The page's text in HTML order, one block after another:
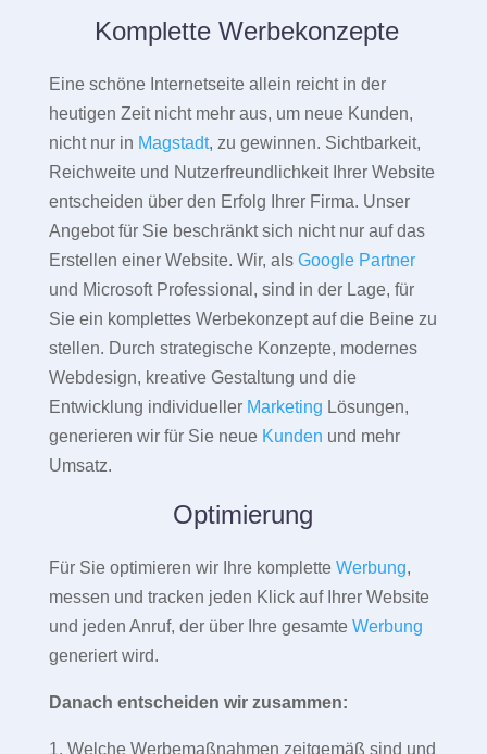
Komplette Werbekonzepte
Eine schöne Internetseite allein reicht in der
heutigen Zeit nicht mehr aus, um neue Kunden,
nicht nur in Magstadt, zu gewinnen. Sichtbarkeit,
Reichweite und Nutzerfreundlichkeit Ihrer Website
entscheiden über den Erfolg Ihrer Firma. Unser
Angebot für Sie beschränkt sich nicht nur auf das
Erstellen einer Website. Wir, als Google Partner
und Microsoft Professional, sind in der Lage, für
Sie ein komplettes Werbekonzept auf die Beine zu
stellen. Durch strategische Konzepte, modernes
Webdesign, kreative Gestaltung und die
Entwicklung individueller Marketing Lösungen,
generieren wir für Sie neue Kunden und mehr
Umsatz.
Optimierung
Für Sie optimieren wir Ihre komplette Werbung,
messen und tracken jeden Klick auf Ihrer Website
und jeden Anruf, der über Ihre gesamte Werbung
generiert wird.
Danach entscheiden wir zusammen:
1. Welche Werbemaßnahmen zeitgemäß sind und